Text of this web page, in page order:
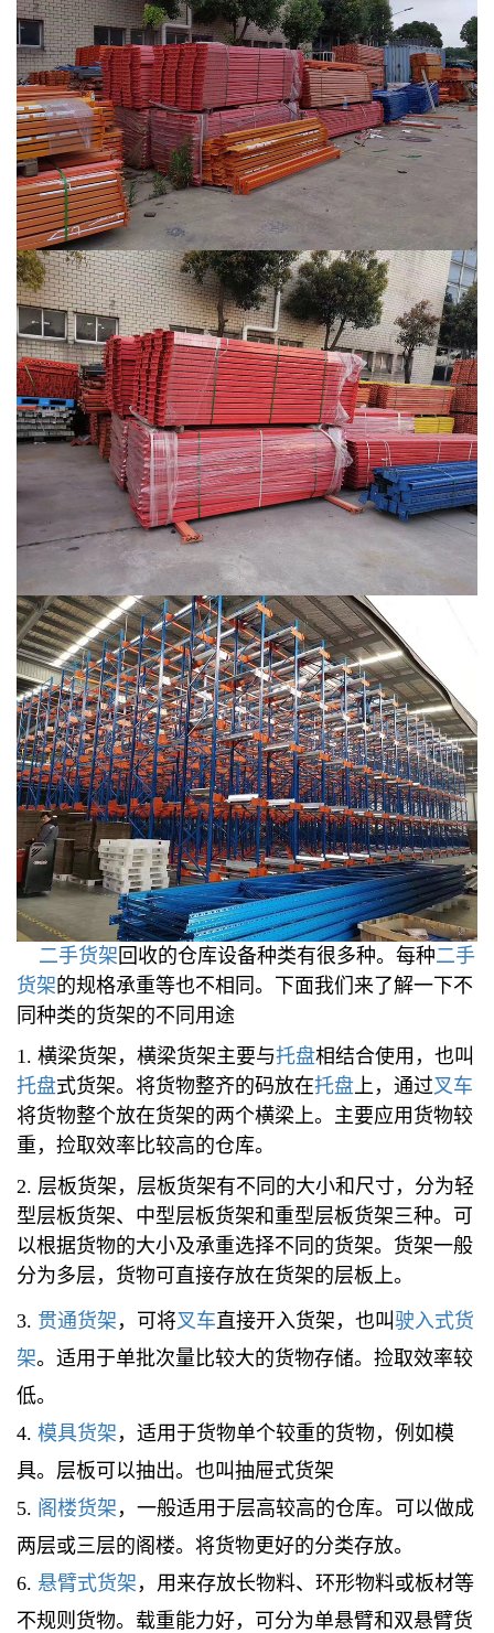
二手货架 回收的仓库设备种类有很多种。每种二手
货架的规格承重等也不相同。下面我们来了解一下不
同种类的货架的不同用途
1. 横梁货架，横梁货架主要与托盘相结合使用，也叫
托盘式货架。将货物整齐的码放在托盘 上，通过叉车
将货物整个放在货架的两个横梁上。主要应用货物较
重，捡取效率比较高的仓库。
2. 层板货架，层板货架有不同的大小和尺寸，分为轻
型层板货架、中型层板货架和重型层板货架三种。可
以根据货物的大小及承重选择不同的货架。货架一般
分为多层，货物可直接存放在货架的层板上。
3. 贯通货架 ，可将叉车直接开入货架，也叫驶入式货
架。适用于单批次量比较大的货物存储。捡取效率较
低。
4. 模具货架 ，适用于货物单个较重的货物，例如模
具。层板可以抽出。也叫抽屉式货架
5. 阁楼货架 ，一般适用于层高较高的仓库。可以做成
两层或三层的阁楼。将货物更好的分类存放。
6. 悬臂式货架 ，用来存放长物料、环形物料或板材等
不规则货物。载重能力好，可分为单悬臂和双悬臂货